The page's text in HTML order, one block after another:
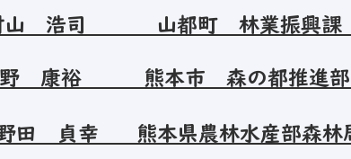
山 浩司 山都町 林
裕 熊本市 森の都推進部
野田 貞幸 熊本県農林水産